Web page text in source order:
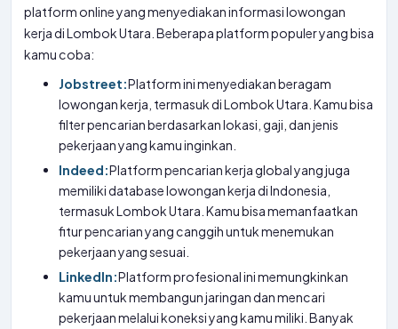
platform online yang menyediakan informasi lowongan
kerja di Lombok Utara. Beberapa platform populer yang bisa
kamu coba:
Jobstreet:Platform ini menyediakan beragam
lowongan kerja, termasuk di Lombok Utara. Kamu bisa
filter pencarian berdasarkan lokasi, gaji, dan jenis
pekerjaan yang kamu inginkan.
Indeed:Platform pencarian kerja global yang juga
memiliki database lowongan kerja di Indonesia,
termasuk Lombok Utara. Kamu bisa memanfaatkan
fitur pencarian yang canggih untuk menemukan
pekerjaan yang sesuai.
LinkedIn:Platform profesional ini memungkinkan
kamu untuk membangun jaringan dan mencari
pekerjaan melalui koneksi yang kamu miliki. Banyak